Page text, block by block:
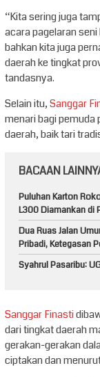
“Kita sering juga
acara pagelaran
bahkan kita juga
daerah ke tingkat
tandasnya.
Selain itu,Sanggar
menari bagi pemuda
daerah, baik tari
BACAAN
Puluhan Karton
L300 Diamankan di
Dua Ruas Jalan
Pribadi, Ketegasan
Syahrul Pasaribu:
Sanggar Finasti
dari tingkat daerah
gerakan-gerakan
ciptakan dan